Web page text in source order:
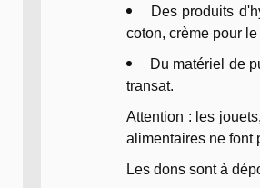
Des produits
coton, crème pour
Du matériel de
transat.
Attention : les
alimentaires ne font
Les dons sont à